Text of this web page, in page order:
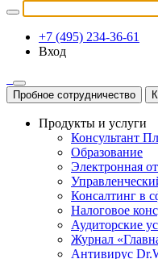
+7 (495) 234-36-61
Вход
Пробное сотрудничество
Продукты и услуги
Консультант
Образование
Электронная
Консалтинг в
Налоговое
Аудиторские
Журнал
Антивирус